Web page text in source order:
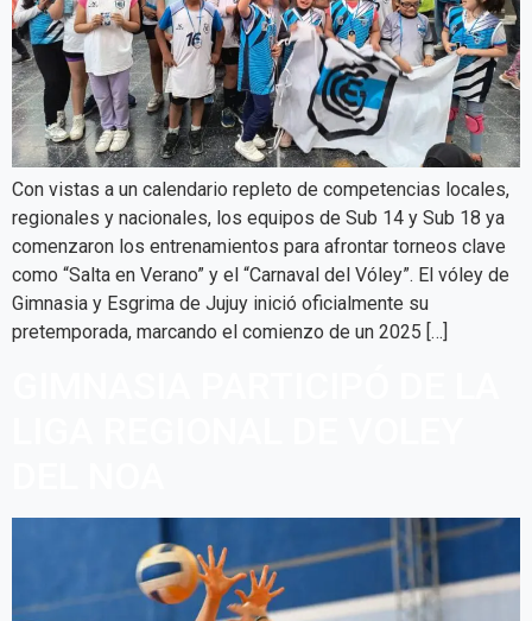
Con vistas a un calendario repleto de competencias locales,
regionales y nacionales, los equipos de Sub 14 y Sub 18 ya
comenzaron los entrenamientos para afrontar torneos clave
como “Salta en Verano” y el “Carnaval del Vóley”. El vóley de
Gimnasia y Esgrima de Jujuy inició oficialmente su
pretemporada, marcando el comienzo de un 2025 […]